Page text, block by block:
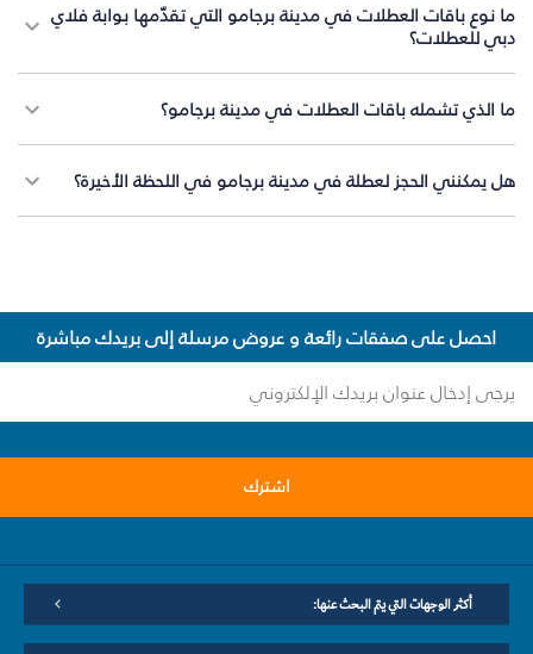
ما نوع باقات العطلات في مدينة برجامو التي تقدّمها بوابة فلاي
دبي للعطلات؟
ما الذي تشمله باقات العطلات في مدينة برجامو؟
هل يمكنني الحجز لعطلة في مدينة برجامو في اللحظة الأخيرة؟
احصل على صفقات رائعة و عروض مرسلة إلى بريدك مباشرة
اشترك
أكثر الوجهات التي يتم البحث عنها: